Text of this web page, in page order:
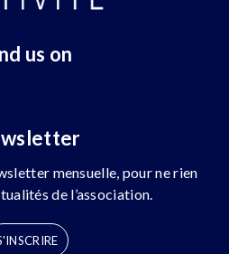
us on
mensuelle, pour ne rien
de l’association.